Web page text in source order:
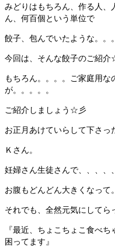
みどりはもちろん、作る人
ん、何百個という単位で
餃子、包んでいたような。。
今回は、そんな餃子のご紹
もちろん。。。。ご家庭用
が。。。。。
ご紹介しまし
お正月あけていらして下さっ
Ｋさん。
妊婦さん生徒さんで、、、、、
お腹もどんどん大きくなって
それでも、全然元気にして
『最近、ちょこちょこ食べ
困ってます』